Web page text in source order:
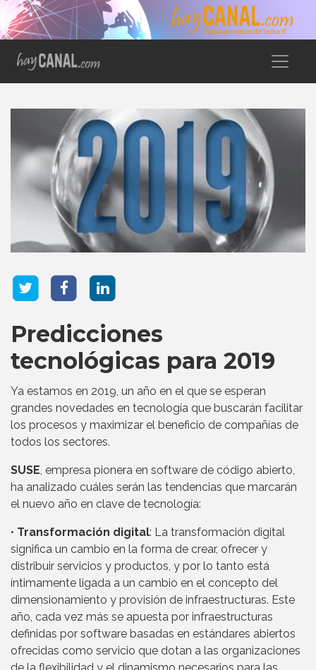
Predicciones
tecnológicas para 2019
Ya estamos en 2019, un año en el que se esperan
grandes novedades en tecnología que buscarán facilitar
los procesos y maximizar el beneficio de compañías de
todos los sectores.
SUSE, empresa pionera en software de código abierto,
ha analizado cuáles serán las tendencias que marcarán
el nuevo año en clave de tecnología:
• Transformación digital: La transformación digital
significa un cambio en la forma de crear, ofrecer y
distribuir servicios y productos, y por lo tanto está
íntimamente ligada a un cambio en el concepto del
dimensionamiento y provisión de infraestructuras. Este
año, cada vez más se apuesta por infraestructuras
definidas por software basadas en estándares abiertos
ofrecidas como servicio que dotan a las organizaciones